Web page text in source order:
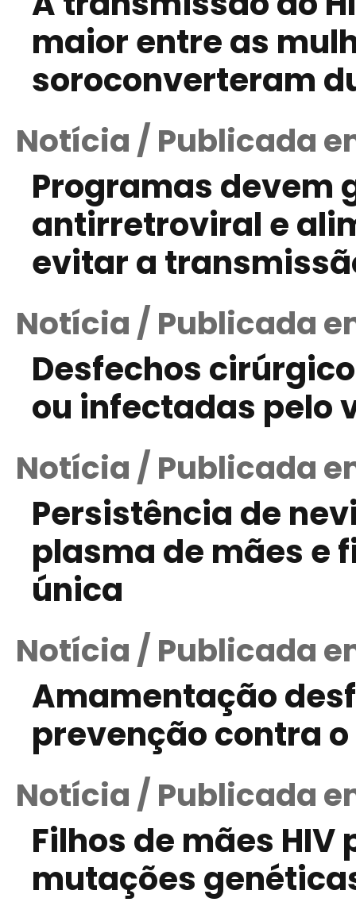
maior entre as
soroconverteram
Notícia / Publicada
Programas devem
antirretroviral e
evitar a
Notícia / Publicada
Desfechos
ou infectadas pelo
Notícia / Publicada
Persistência de
plasma de mães e
única
Notícia / Publicada
Amamentação
prevenção contra o
Notícia / Publicada
Filhos de mães
mutações